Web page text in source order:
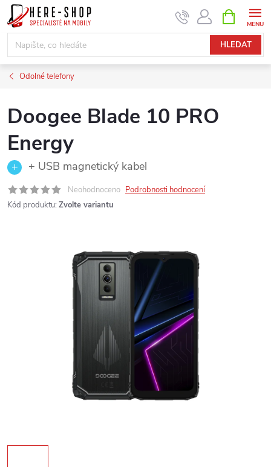
Přejít
na
obsah
HLEDAT
NÁKUPNÍ
KOŠÍK
Odolné telefony
Doogee Blade 10 PRO
Energy
+ USB magnetický kabel
Neohodnoceno Podrobnosti hodnocení
Kód produktu: Zvolte variantu